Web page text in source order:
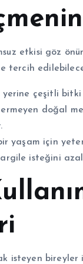
etkisi göz
tercih
çeşitli bitki
doğal
yaşam için
isteğini
isteyen